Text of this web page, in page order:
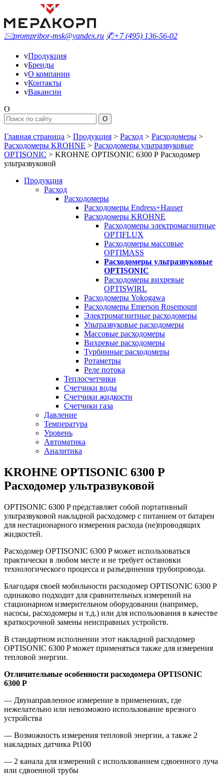
🖂prompribor-msk@yandex.ru ✆+7 (495) 136-56-02
vПродукция
vБренды
vО компании
vКонтакты
vВакансии
O
Главная страница > Продукция > Расход > Расходомеры >
Расходомеры KROHNE > Расходомеры ультразвуковые
OPTISONIC > KROHNE OPTISONIC 6300 Р Расходомер
ультразвуковой
Продукция
Расход
Расходомеры
Расходомеры Endress+Hauser
Расходомеры KROHNE
Расходомеры электромагнитные
OPTIFLUX
Расходомеры массовые
OPTIMASS
Расходомеры ультразвуковые
OPTISONIC
Расходомеры вихревые
OPTISWIRL
Расходомеры Yokogawa
Расходомеры Emerson Rosemount
Электромагнитные расходомеры
Ультразвуковые расходомеры
Массовые расходомеры
Вихревые расходомеры
Турбинные расходомеры
Ротаметры
Реле потока
Теплосчетчики
Счетчики воды
Счетчики жидкости
Счетчики газа
Давление
Температура
Уровень
Автоматика
Аналитика
KROHNE OPTISONIC 6300 Р
Расходомер ультразвуковой
OPTISONIC 6300 P представляет собой портативный
ультразвуковой накладной расходомер с питанием от батареи
для нестационарного измерения расхода (не)проводящих
жидкостей.
Расходомер OPTISONIC 6300 P может использоваться
практически в любом месте и не требует остановки
технологического процесса и разъединения трубопровода.
Благодаря своей мобильности расходомер OPTISONIC 6300 P
одинаково подходит для сравнительных измерений на
стационарном измерительном оборудовании (например,
насосы, расходомеры и т.д.) или для использования в качестве
краткосрочной замены неисправных устройств.
В стандартном исполнении этот накладной расходомер
OPTISONIC 6300 P может применяться также для измерения
тепловой энергии.
Отличительные особенности расходомера OPTISONIC
6300 P
— Двунаправленное измерение в применениях, где
нежелательно или невозможно использование врезного
устройства
— Возможность измерения тепловой энергии, а также 2
накладных датчика Pt100
— 2 канала для измерений с использованием сдвоенного луча
или сдвоенной трубы